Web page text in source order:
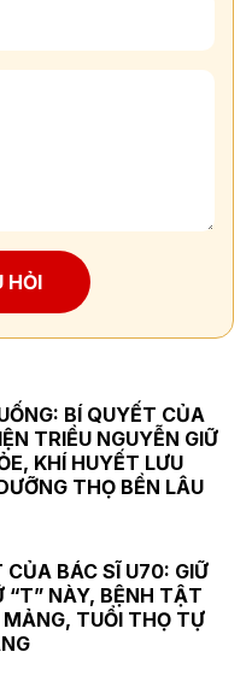
HỎI
BÍ QUYẾT CỦA
TRIỀU NGUYỄN GIỮ
KHÍ HUYẾT LƯU
THỌ BỀN LÂU
CỦA BÁC SĨ U70: GIỮ
“T” NÀY, BỆNH TẬT
MẢNG, TUỔI THỌ TỰ